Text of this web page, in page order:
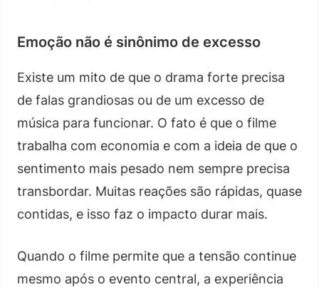
Emoção não é sinônimo de excesso
Existe um mito de que o drama forte precisa
de falas grandiosas ou de um excesso de
música para funcionar. O fato é que o filme
trabalha com economia e com a ideia de que o
sentimento mais pesado nem sempre precisa
transbordar. Muitas reações são rápidas, quase
contidas, e isso faz o impacto durar mais.
Quando o filme permite que a tensão continue
mesmo após o evento central, a experiência